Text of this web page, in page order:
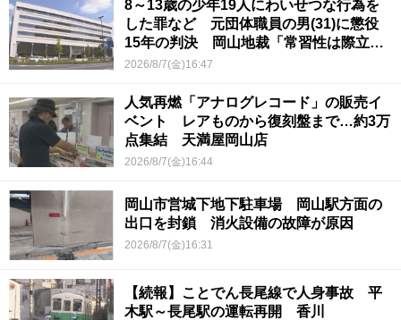
8～13歳の少年19人にわいせつな行為を
した罪など 元団体職員の男(31)に懲役
15年の判決 岡山地裁「常習性は際立っ
ていて被害結果も非常に重い」
2026/8/7(金)16:47
人気再燃「アナログレコード」の販売イ
ベント レアものから復刻盤まで…約3万
点集結 天満屋岡山店
2026/8/7(金)16:44
岡山市営城下地下駐車場 岡山駅方面の
出口を封鎖 消火設備の故障が原因
2026/8/7(金)16:31
【続報】ことでん長尾線で人身事故 平
木駅～長尾駅の運転再開 香川